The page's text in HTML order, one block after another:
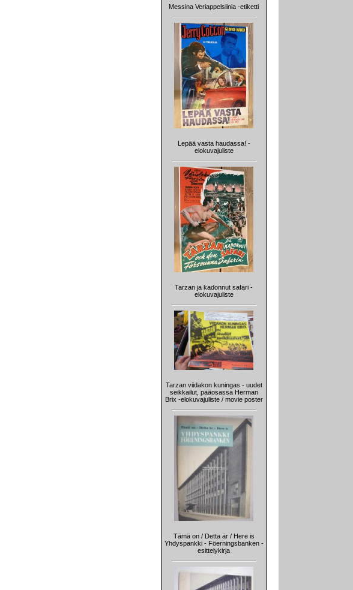
Messina Veriappelsiinia -etiketti
Lepää vasta haudassa! -
elokuvajuliste
Tarzan ja kadonnut safari -
elokuvajuliste
Tarzan viidakon kuningas - uudet
seikkailut, pääosassa Herman
Brix -elokuvajuliste / movie poster
Tämä on / Detta är / Here is
Yhdyspankki - Föerningsbanken -
esittelykirja